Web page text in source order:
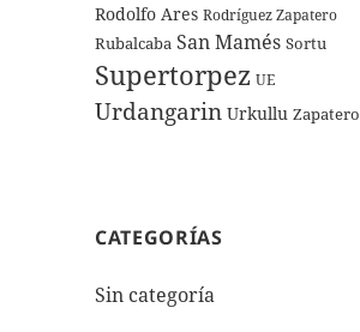
Rodolfo Ares Rodríguez Zapatero
Rubalcaba San Mamés Sortu
Supertorpez UE
Urdangarin Urkullu Zapatero
CATEGORÍAS
Sin categoría